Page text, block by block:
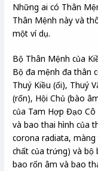
Những ai có Thân
Thân Mệnh này và
một ví dụ.
Bộ Thân Mệnh của
Bộ đa mệnh đa thân
Thuý Kiều (ối), Thuý
(rốn), Hội Chủ (bào
của Tam Hợp Đạo
và bao thai hình của
corona radiata,
chất của trứng) và bộ
bao rốn âm và bao